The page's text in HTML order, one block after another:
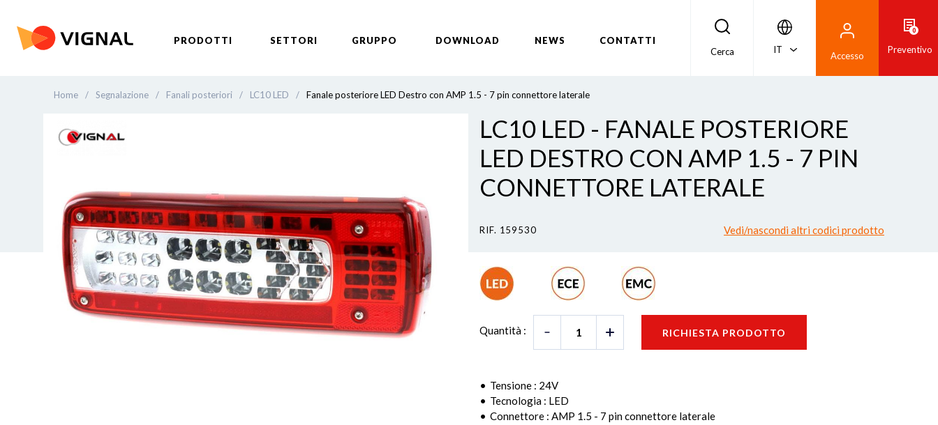
PRODOTTI SETTORI GRUPPO DOWNLOAD NEWS
CONTATTI
Cerca
IT
Accesso
0
Preventivo
Home / Segnalazione / Fanali posteriori / LC10 LED / Fanale posteriore LED Destro con AMP 1.5 - 7 pin connettore laterale
LC10 LED - FANALE POSTERIORE
LED DESTRO CON AMP 1.5 - 7 PIN
CONNETTORE LATERALE
RIF. 159530 Vedi/nascondi altri codici prodotto
Quantità : RICHIESTA PRODOTTO
Tensione : 24V
Tecnologia : LED
Connettore : AMP 1.5 - 7 pin connettore laterale